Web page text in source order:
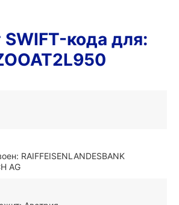
SWIFT-кода для:
RAIFFEISENLANDESBANK
AG